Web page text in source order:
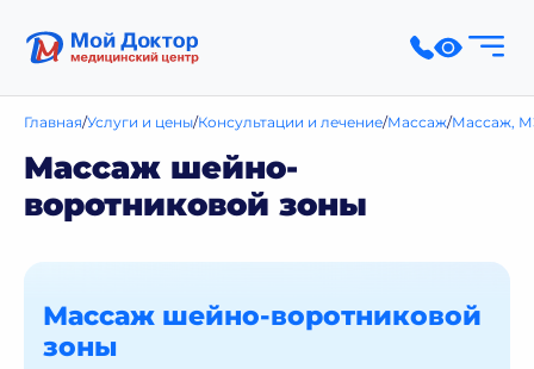
Главная Услуги и цены Консультации и лечение Массаж Массаж,
Массаж шейно-
воротниковой зоны
Массаж шейно-воротниковой
зоны